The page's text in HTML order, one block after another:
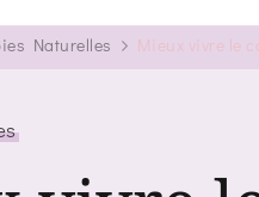
Naturelles Mieux vivre le